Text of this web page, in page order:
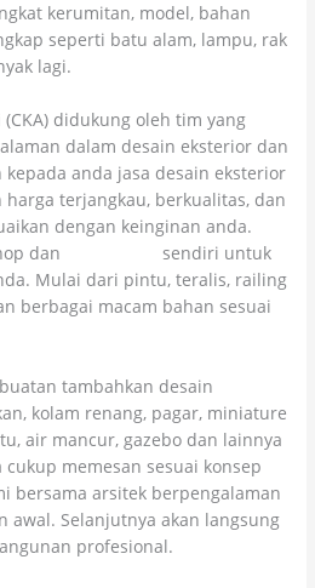
kerumitan, model, bahan
seperti batu alam, lampu, rak
lagi.
(CKA) didukung oleh tim yang
dalam desain eksterior dan
anda jasa desain eksterior
terjangkau, berkualitas, dan
dengan keinginan anda.
dan
sendiri untuk
Mulai dari pintu, teralis, railing
berbagai macam bahan sesuai
tambahkan desain
kolam renang, pagar, miniature
air mancur, gazebo dan lainnya
memesan sesuai konsep
bersama arsitek berpengalaman
awal. Selanjutnya akan langsung
profesional.